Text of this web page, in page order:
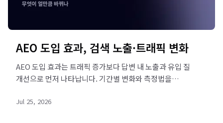
AEO 도입 효과, 검색 노출·트래픽 변화
AEO 도입 효과는 트래픽 증가보다 답변 내 노출과 유입 질
개선으로 먼저 나타납니다. 기간별 변화와 측정법을
Jul 25, 2026